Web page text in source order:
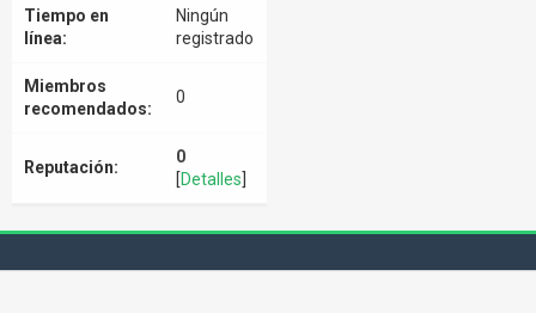
Tiempo en
línea:
Ningún
registrado
Miembros
recomendados:
0
Reputación:
0
[Detalles